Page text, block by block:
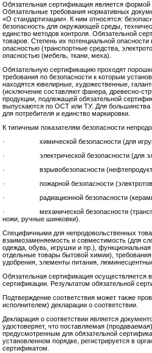
Обязательная сертификация является формой
Обязательные требования нормативных
«О стандартизации». К ним относятся:
безопасность для окружающей среды,
единство методов контроля. Обязательной
товаров. Степень их потенциальной
опасностью (транспортные средства,
опасностью (мебель, ткани, меха).
Обязательную сертификацию проходят
требования по безопасности к которым
находятся ювелирные, художественные,
(исключение составляют фанера, древесно-
продукции, подлежащей обязательной
выпускаются по ОСТ или ТУ. Для большинства
для потребителя и единство маркировки.
К типичным показателям безопасности
· химической безопасности (для
· электрической безопасности (для
· взрывобезопасности (нефтепродукты,
· пожарной безопасности
· радиационной безопасности
· механической безопасности
ножи, ручные шинковки).
Специфичными для непродовольственных
взаимозаменяемость и совместимость (для
одежда, обувь, игрушки и пр.),
отдельные товары бытовой химии),
удобрения, элементы питания,
Обязательная сертификация осуществляется
сертификации. Результатом обязательной
Подтверждение соответствия может также
исполнителем) декларации о соответствии.
Декларация о соответствии является
удостоверяет, что поставляемая
предусмотренным для обязательной
установленном порядке, регистрируется в
сертификатом.